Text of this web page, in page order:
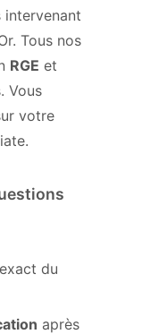
Tous nos
RGE et
Vous
votre
exact du
après